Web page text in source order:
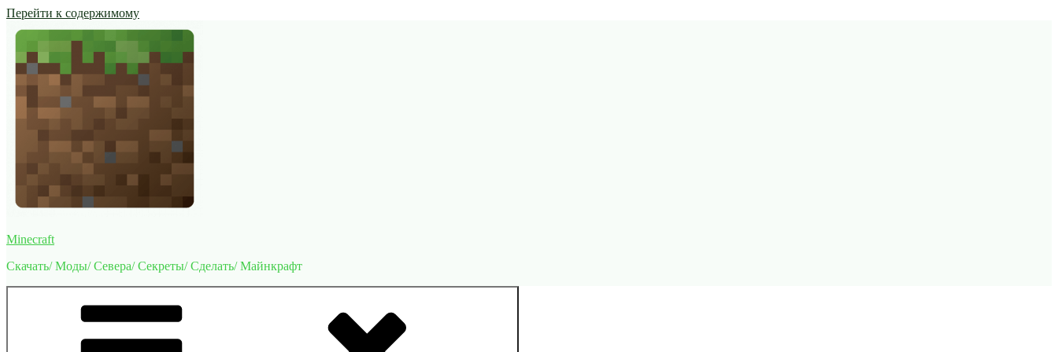
Перейти к содержимому
Minecraft
Скачать/ Моды/ Севера/ Секреты/ Сделать/ Майнкрафт